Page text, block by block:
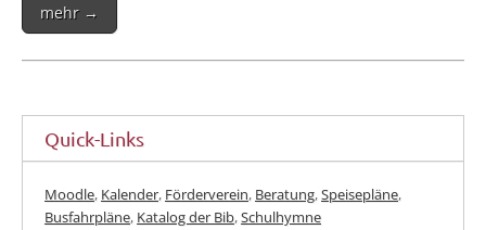
mehr →
Quick-Links
Moodle, Kalender, Förderverein, Beratung,Speisepläne,
Busfahrpläne, Katalog der Bib,Schulhymne